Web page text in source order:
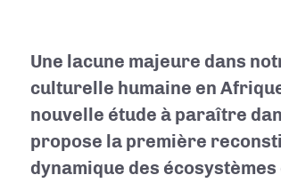
Une lacune majeure dans
culturelle humaine en
nouvelle étude à paraître
propose la première
dynamique des